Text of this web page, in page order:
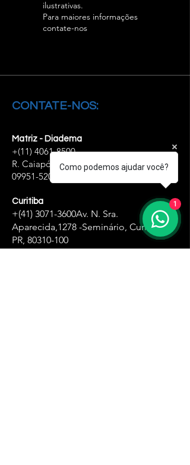
ilustrativas.
Para maiores informações
contate-nos
CONTATE-NOS:
Matriz - Diadema
+(11) 4061-8500
R. Caiapós, 98/110 - Diadema - SP,
09951-520
Curitiba
+(41) 3071-3600Av. N. Sra.
Aparecida,1278 -Seminário, Curitiba -
PR, 80310-100
Como podemos ajudar você?
1